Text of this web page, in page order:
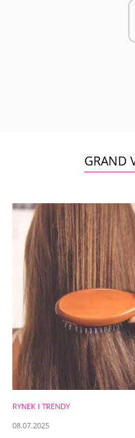
GRAND
RYNEK I TRENDY
08.07.2025